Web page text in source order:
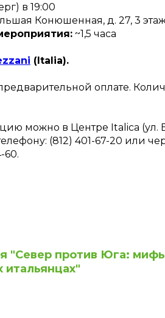
в 19:00
Конюшенная, д. 27, 3
~1,5 часа
(Italia).
оплате.
можно в Центре Italica (ул.
(812) 401-67-20 или
60.
"Север против Юга: